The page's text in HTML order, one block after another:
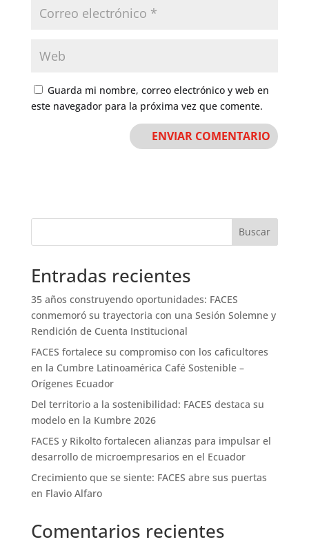
Guarda mi nombre, correo electrónico y web en
este navegador para la próxima vez que comente.
Buscar
Entradas recientes
35 años construyendo oportunidades: FACES
conmemoró su trayectoria con una Sesión Solemne y
Rendición de Cuenta Institucional
FACES fortalece su compromiso con los caficultores
en la Cumbre Latinoamérica Café Sostenible –
Orígenes Ecuador
Del territorio a la sostenibilidad: FACES destaca su
modelo en la Kumbre 2026
FACES y Rikolto fortalecen alianzas para impulsar el
desarrollo de microempresarios en el Ecuador
Crecimiento que se siente: FACES abre sus puertas
en Flavio Alfaro
Comentarios recientes